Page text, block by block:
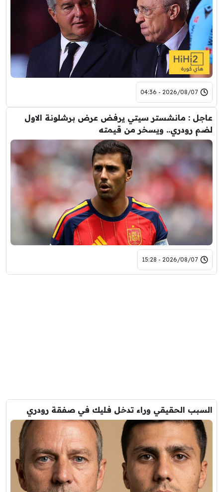
2026/08/07 - 04:36
عاجل : مانشستر سيتي يرفض عرض برشلونة الاول
لضم رودري.. ويسخر من قيمته
2026/08/07 - 15:28
السبب الحقيقي وراء تدخل فليك في صفقة رودري